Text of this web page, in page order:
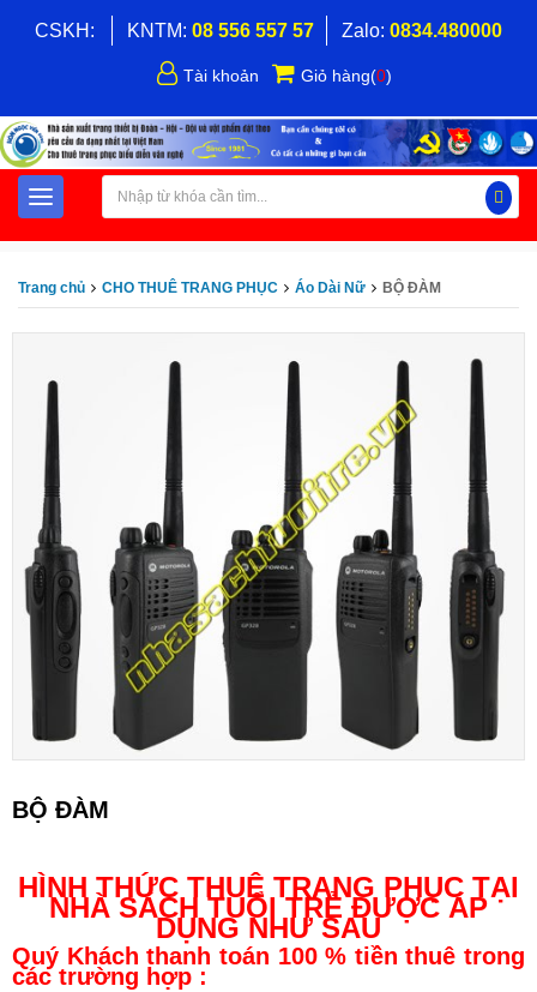
CSKH: KNTM: 08 556 557 57 Zalo: 0834.480000
Tài khoản Giỏ hàng(0)
Trang chủ CHO THUÊ TRANG PHỤC Áo Dài Nữ BỘ ĐÀM
BỘ ĐÀM
HÌNH THỨC THUÊ TRANG PHỤC TẠI
NHÀ SÁCH TUỔI TRẺ ĐƯỢC ÁP
DỤNG NHƯ SAU
Quý Khách thanh toán 100 % tiền thuê trong
các trường hợp :